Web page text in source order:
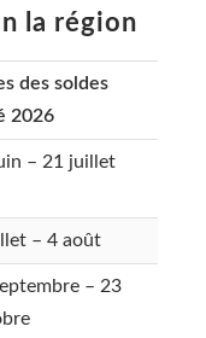
la région
des soldes
2026
– 21 juillet
– 4 août
– 23